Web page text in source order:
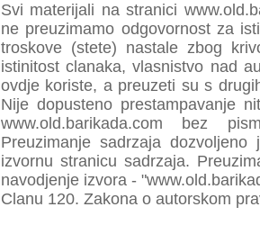
Svi materijali na stranici
preuzimamo odgovornost za
troskove (stete) nastale zbog
istinitost clanaka, vlasnistvo nad
ovdje koriste, a preuzeti su s
Nije dopusteno prestampavanje
www.old.barikada.com bez
Preuzimanje sadrzaja
izvornu stranicu sadrzaja.
navodjenje izvora -
Clanu 120. Zakona o autorskom